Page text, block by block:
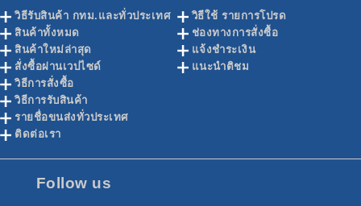
วิธีรับสินค้า กทม.และทั่วประเทศ
สินค้าทั้งหมด
สินค้าใหม่ล่าสุด
สั่งซื้อผ่านเวปไซด์
วิธีการสั่งซื้อ
วิธีการรับสินค้า
รายชื่อขนส่งทั่วประเทศ
ติดต่อเรา
วิธีใช้ รายการโปรด
ช่องทางการสั่งซื้อ
แจ้งชำระเงิน
แนะนำติชม
Follow us